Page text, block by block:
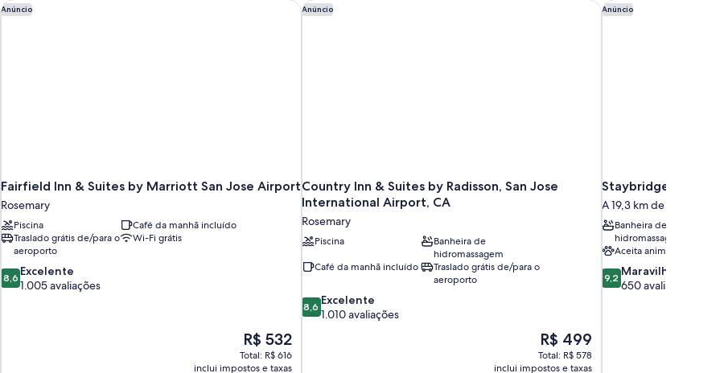
Anúncio
Fairfield Inn & Suites by Marriott San Jose Airport
Rosemary
Piscina
Café da manhã incluído
Traslado grátis de/para o
aeroporto
Wi-Fi grátis
8.6
de
8,6 Excelente
1.005 avaliações
O
preço
é
R$ 532
Total: R$ 616
inclui impostos e taxas
Fairfield Inn & Suites by Marriott San Jose Airport Anúncio
Country Inn & Suites by Radisson, San Jose
International Airport, CA
Rosemary
Piscina
Banheira de
hidromassagem
Café da manhã incluído
Traslado grátis de/para o
aeroporto
8.6
de
8,6 Excelente
1.010 avaliações
O
preço
é
R$ 499
Total: R$ 578
inclui impostos e taxas
Country Inn & Suites by Radisson, San Jose International Airport, CA
Anúncio
Staybridge Suites
A 19,3 km de Santa Clara
Banheira de
hidromassagem
Aceita animais
9.2
de
9,2 Maravilhosa
650 avaliações
Staybridge Suites